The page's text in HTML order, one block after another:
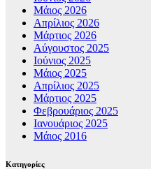
Μάιος 2026
Απρίλιος 2026
Μάρτιος 2026
Αύγουστος 2025
Ιούνιος 2025
Μάιος 2025
Απρίλιος 2025
Μάρτιος 2025
Φεβρουάριος 2025
Ιανουάριος 2025
Μάιος 2016
Kατηγορίες